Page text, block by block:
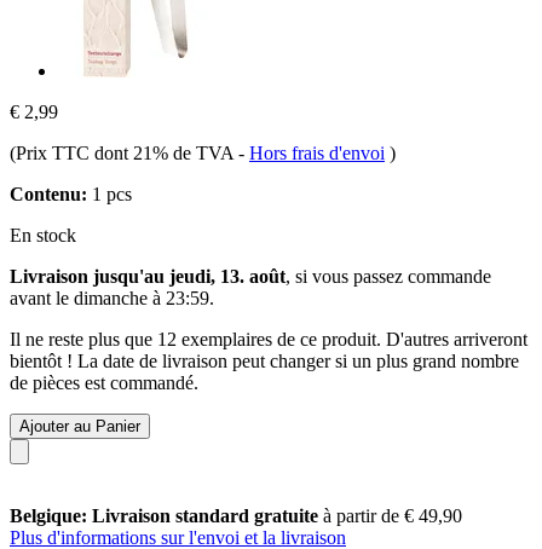
€ 2,99
(Prix TTC dont 21% de TVA - Hors frais d'envoi )
Contenu: 1 pcs
En stock
Livraison jusqu'au jeudi, 13. août, si vous passez commande
avant le dimanche à 23:59.
Il ne reste plus que 12 exemplaires de ce produit. D'autres arriveront
bientôt ! La date de livraison peut changer si un plus grand nombre
de pièces est commandé.
Ajouter au Panier
Belgique: Livraison standard gratuite à partir de € 49,90
Plus d'informations sur l'envoi et la livraison